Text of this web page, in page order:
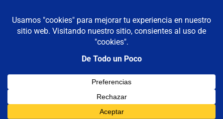
contenido
De todo un poco
Reflexiones,
Viajes
MENÚ
Etiqueta:flatulencias